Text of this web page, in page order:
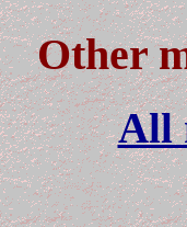
Other
All